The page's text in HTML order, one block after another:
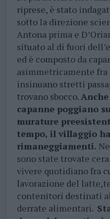
riprese, è stato
sotto la direzione
Antona prima e
situato al di fuori
ed è composto da
asimmetricamente
insinuano stretti
trovano sbocco.
capanne poggiano
murature
tempo, il villaggio
rimaneggiamenti.
sono state trovate
vivere quotidiano fra
lavorazione del
contenitori destinati
derrate alimentari.